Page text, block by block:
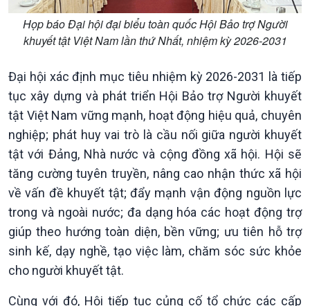
Kinh tế
Tin Kinh tế
Trước giờ mở cửa
Dòng chảy Kinh tế
Sức sống hàng Việt
Khởi nghiệp
Tuyên chiến với gian lận
thương mại
Nông nghiệp & Biển đảo
Tin Nông nghiệp & Biển
đảo
Mùa vàng
Biển đảo Việt Nam
Tâm tình biên giới và hải
đảo
Tìm hiểu biển, đảo Việt
Họp báo Đại hội đại biểu toàn quốc Hội Bảo trợ Người
khuyết tật Việt Nam lần thứ Nhất, nhiệm kỳ 2026-2031
Đại hội xác định mục tiêu nhiệm kỳ 2026-2031 là tiếp
tục xây dựng và phát triển Hội Bảo trợ Người khuyết
tật Việt Nam vững mạnh, hoạt động hiệu quả, chuyên
nghiệp; phát huy vai trò là cầu nối giữa người khuyết
tật với Đảng, Nhà nước và cộng đồng xã hội. Hội sẽ
tăng cường tuyên truyền, nâng cao nhận thức xã hội
về vấn đề khuyết tật; đẩy mạnh vận động nguồn lực
trong và ngoài nước; đa dạng hóa các hoạt động trợ
giúp theo hướng toàn diện, bền vững; ưu tiên hỗ trợ
sinh kế, dạy nghề, tạo việc làm, chăm sóc sức khỏe
cho người khuyết tật.
Cùng với đó, Hội tiếp tục củng cố tổ chức các cấp